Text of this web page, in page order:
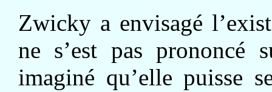
Zwicky a envisagé
ne s’est pas prononcé
imaginé qu’elle puisse